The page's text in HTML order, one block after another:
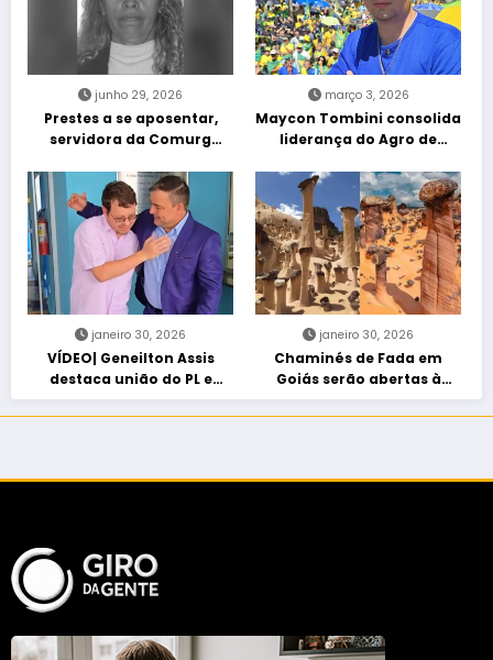
junho 29, 2026
Prestes a se aposentar,
servidora da Comurg
entra em protocolo de
morte encefálica
março 3, 2026
Maycon Tombini consolida
liderança do Agro de
“Acorda Brasil” em Goiânia
janeiro 30, 2026
VÍDEO| Geneilton Assis
destaca união do PL e
consolidação de apoio a
Maycon Tombini em Jataí
janeiro 30, 2026
Chaminés de Fada em
Goiás serão abertas à
visitação controlada